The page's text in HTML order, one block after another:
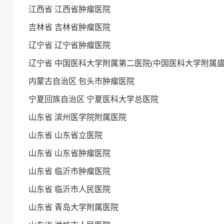
江西省 江西省肿瘤医院
吉林省 吉林省肿瘤医院
辽宁省 辽宁省肿瘤医院
辽宁省 中国医科大学附属第二医院(中国医科大学附属
内蒙古自治区 包头市肿瘤医院
宁夏回族自治区 宁夏医科大学总医院
山东省 滨州医学院附属医院
山东省 山东省立医院
山东省 山东省肿瘤医院
山东省 临沂市肿瘤医院
山东省 临沂市人民医院
山东省 青岛大学附属医院